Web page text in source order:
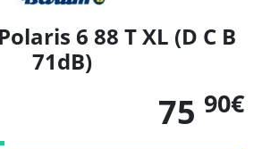
6 88 T XL (D C B
71dB)
75 90€